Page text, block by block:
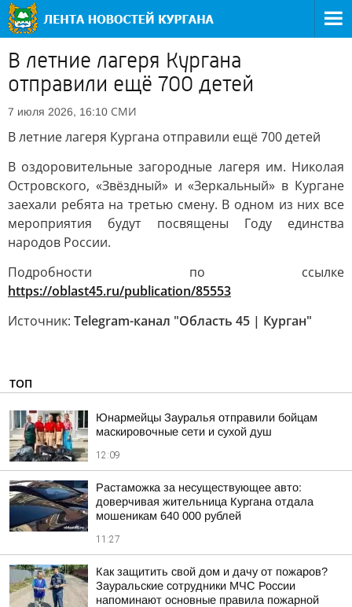
В летние лагеря Кургана
отправили ещё 700 детей
7 июля 2026, 16:10 СМИ
В летние лагеря Кургана отправили ещё 700 детей
В оздоровительные загородные лагеря им. Николая
Островского, «Звёздный» и «Зеркальный» в Кургане
заехали ребята на третью смену. В одном из них все
мероприятия будут посвящены Году единства
народов России.
Подробности по ссылке
https://oblast45.ru/publication/85553
Источник: Telegram-канал "Область 45 | Курган"
ТОП
Юнармейцы Зауралья отправили бойцам
маскировочные сети и сухой душ
12:09
Растаможка за несуществующее авто:
доверчивая жительница Кургана отдала
мошеникам 640 000 рублей
11:27
Как защитить свой дом и дачу от пожаров?
Зауральские сотрудники МЧС России
напоминают основные правила пожарной